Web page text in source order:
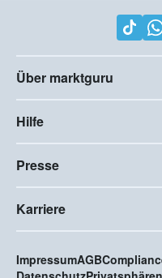
Über marktguru
Hilfe
Presse
Karriere
ImpressumAGB